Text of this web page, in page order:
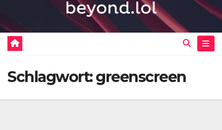
Schlagwort:greenscreen